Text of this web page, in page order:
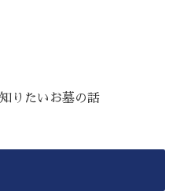
りたいお墓の話